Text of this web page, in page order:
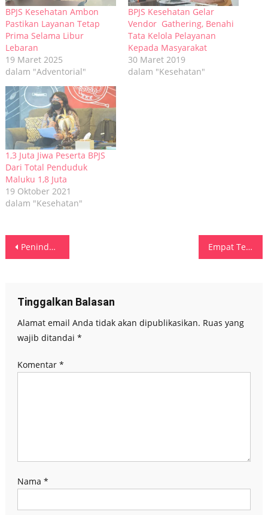
BPJS Kesehatan Ambon
Pastikan Layanan Tetap
Prima Selama Libur
Lebaran
19 Maret 2025
dalam "Adventorial"
BPJS Kesehatan Gelar
Vendor Gathering, Benahi
Tata Kelola Pelayanan
Kepada Masyarakat
30 Maret 2019
dalam "Kesehatan"
1,3 Juta Jiwa Peserta BPJS
Dari Total Penduduk
Maluku 1,8 Juta
19 Oktober 2021
dalam "Kesehatan"
Navigasi
Penindakan Gunung Botak, 25 Tersangka Ditetapkan dan 12 Masuk DPO Empat Tersangka Peredaran Vape Mengandung Etomidate di Medan Diamankan
Tinggalkan Balasan
Alamat email Anda tidak akan dipublikasikan. Ruas yang
wajib ditandai *
Komentar *
Nama *